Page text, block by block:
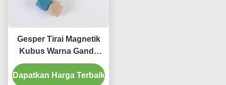
Gesper Tirai Magnetik
Kubus Warna Ganda
Untuk Kamar Anak-
anak
Dapatkan Harga Terbaik